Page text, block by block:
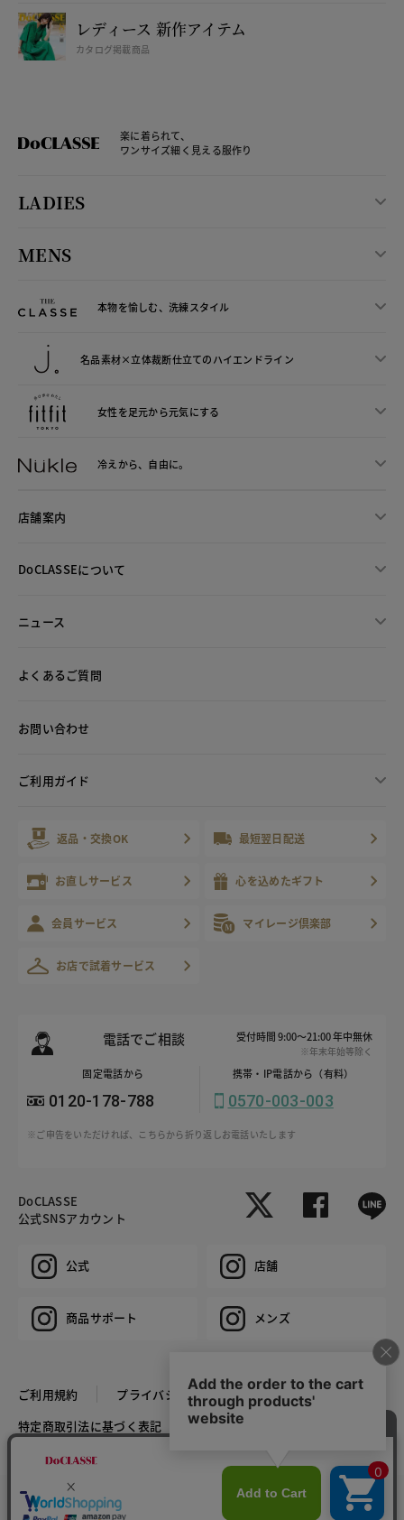
カラー・サイズを選択する
レディース 新作アイテム
カタログ掲載商品
楽に着られて、
ワンサイズ細く見える服作り
LADIES
MENS
本物を愉しむ、洗練スタイル
名品素材×立体裁断仕立てのハイエンドライン
女性を足元から元気にする
冷えから、 自由に。
店舗案内
DoCLASSEについて
ニュース
よくあるご質問
お問い合わせ
ご利用ガイド
返品・交換OK 最短翌日配送
お直しサービス 心を込めたギフト
会員サービス マイレージ倶楽部
お店で試着サービス
電話でご相談 受付時間 9:00～21:00 年中無休
※年末年始等除く
固定電話から
0120-178-788
携帯・IP電話から（有料）
0570-003-003
※ご申告をいただければ、こちらから折り返しお電話いたします
DoCLASSE
公式SNSアカウント
公式 店舗
商品サポート メンズ
ご利用規約
プライバシーポリシー
特定商取引法に基づく表記
推奨環境
COPYRIGHT © DoCLASSE ALL RIGHTS RESERVED.